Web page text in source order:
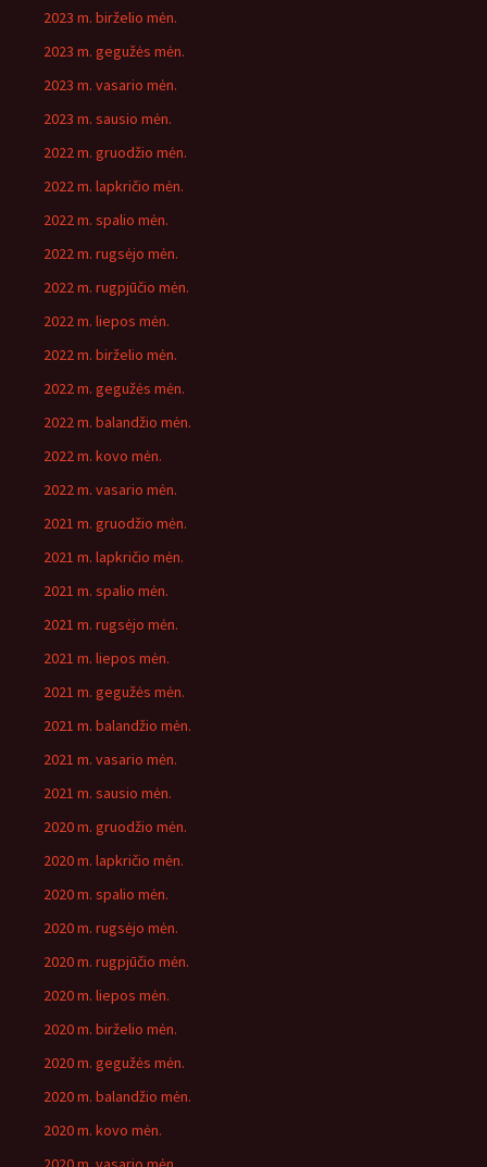
2023 m. birželio mėn.
2023 m. gegužės mėn.
2023 m. vasario mėn.
2023 m. sausio mėn.
2022 m. gruodžio mėn.
2022 m. lapkričio mėn.
2022 m. spalio mėn.
2022 m. rugsėjo mėn.
2022 m. rugpjūčio mėn.
2022 m. liepos mėn.
2022 m. birželio mėn.
2022 m. gegužės mėn.
2022 m. balandžio mėn.
2022 m. kovo mėn.
2022 m. vasario mėn.
2021 m. gruodžio mėn.
2021 m. lapkričio mėn.
2021 m. spalio mėn.
2021 m. rugsėjo mėn.
2021 m. liepos mėn.
2021 m. gegužės mėn.
2021 m. balandžio mėn.
2021 m. vasario mėn.
2021 m. sausio mėn.
2020 m. gruodžio mėn.
2020 m. lapkričio mėn.
2020 m. spalio mėn.
2020 m. rugsėjo mėn.
2020 m. rugpjūčio mėn.
2020 m. liepos mėn.
2020 m. birželio mėn.
2020 m. gegužės mėn.
2020 m. balandžio mėn.
2020 m. kovo mėn.